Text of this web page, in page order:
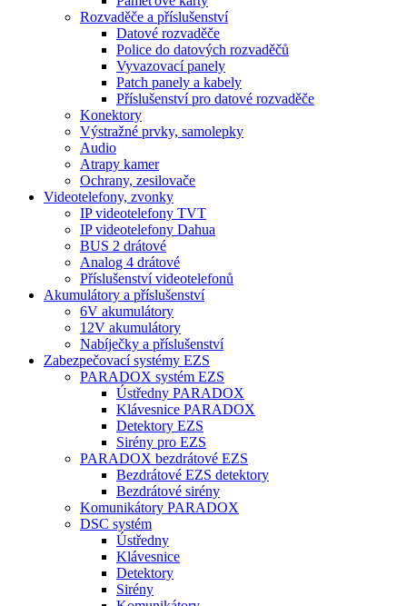
Rozvaděče a příslušenství
Datové rozvaděče
Police do datových rozvaděčů
Vyvazovací panely
Patch panely a kabely
Příslušenství pro datové rozvaděče
Konektory
Výstražné prvky, samolepky
Audio
Atrapy kamer
Ochrany, zesilovače
Videotelefony, zvonky
IP videotelefony TVT
IP videotelefony Dahua
BUS 2 drátové
Analog 4 drátové
Příslušenství videotelefonů
Akumulátory a příslušenství
6V akumulátory
12V akumulátory
Nabíječky a příslušenství
Zabezpečovací systémy EZS
PARADOX systém EZS
Ústředny PARADOX
Klávesnice PARADOX
Detektory EZS
Sirény pro EZS
PARADOX bezdrátové EZS
Bezdrátové EZS detektory
Bezdrátové sirény
Komunikátory PARADOX
DSC systém
Ústředny
Klávesnice
Detektory
Sirény